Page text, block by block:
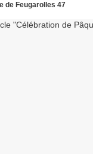
de Feugarolles 47